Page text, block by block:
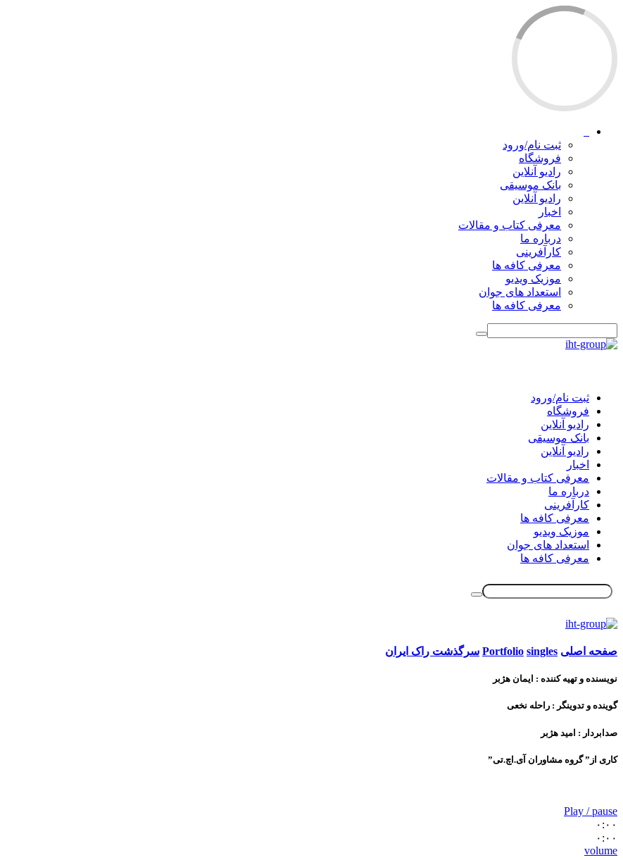
ثبت نام/ورود
فروشگاه
رادیو آنلاین
بانک موسیقی
رادیو آنلاین
اخبار
معرفی کتاب و مقالات
درباره ما
کارآفرینی
معرفی کافه ها
موزیک ویدیو
استعداد های جوان
معرفی کافه ها
ثبت نام/ورود
فروشگاه
رادیو آنلاین
بانک موسیقی
رادیو آنلاین
اخبار
معرفی کتاب و مقالات
درباره ما
کارآفرینی
معرفی کافه ها
موزیک ویدیو
استعداد های جوان
معرفی کافه ها
صفحه اصلی Portfolio singles سرگذشت راک ایران
نویسنده و تهیه کننده : ایمان هژبر
گوینده و تدوینگر : راحله نخعی
صدابردار : امید هژبر
کاری از” گروه مشاوران آی.اچ.تی”
Play / pause
۰:۰۰
۰:۰۰
volume